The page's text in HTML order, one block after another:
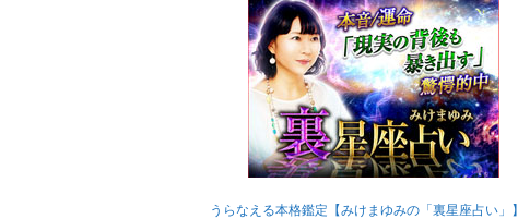
うらなえる本格鑑定【みけまゆみの「裏星座占い」】